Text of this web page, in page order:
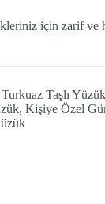
için zarif ve
Taşlı
Kişiye Özel